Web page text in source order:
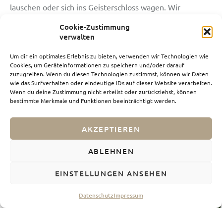
Cookie-Zustimmung
verwalten
Um dir ein optimales Erlebnis zu bieten, verwenden wir Technologien wie
Cookies, um Geräteinformationen zu speichern und/oder darauf
zuzugreifen. Wenn du diesen Technologien zustimmst, können wir Daten
wie das Surfverhalten oder eindeutige IDs auf dieser Website verarbeiten.
Wenn du deine Zustimmung nicht erteilst oder zurückziehst, können
bestimmte Merkmale und Funktionen beeinträchtigt werden.
AKZEPTIEREN
ABLEHNEN
EINSTELLUNGEN ANSEHEN
DatenschutzImpressum
lauschen oder sich ins Geisterschloss wagen. Wir
Donuts & Coffee noch ein paar leckere Donuts und
unseren Lieblignsattraktionen in anderen
Themenwelten.